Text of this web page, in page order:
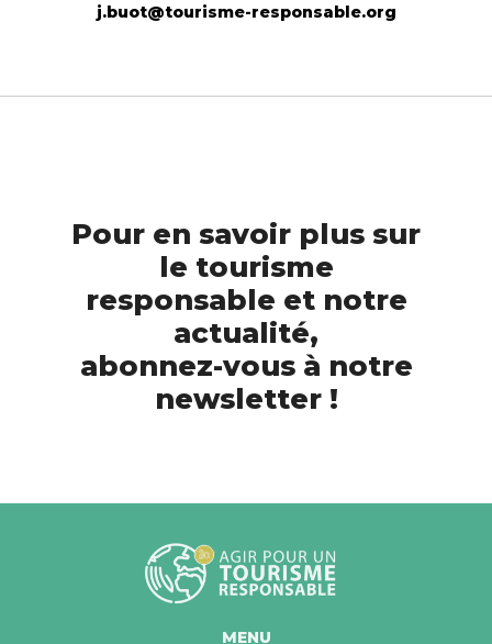
j.buot@tourisme-responsable.org
Pour en savoir plus sur
le tourisme
responsable et notre
actualité,
abonnez-vous à notre
newsletter !
MENU